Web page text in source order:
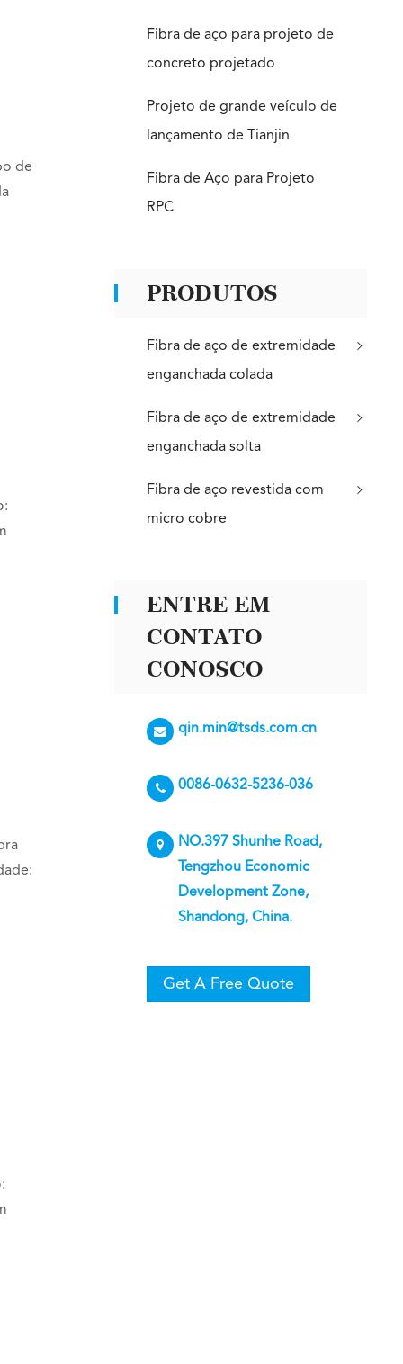
de
Fibra de aço para projeto de
concreto projetado
Projeto de grande veículo de
lançamento de Tianjin
Fibra de Aço para Projeto
RPC
PRODUTOS
Fibra de aço de extremidade
enganchada colada
Fibra de aço de extremidade
enganchada solta
Fibra de aço revestida com
micro cobre
ENTRE EM
CONTATO
CONOSCO
qin.min@tsds.com.cn
0086-0632-5236-036
NO.397 Shunhe Road,
Tengzhou Economic
Development Zone,
Shandong, China.
Get A Free Quote